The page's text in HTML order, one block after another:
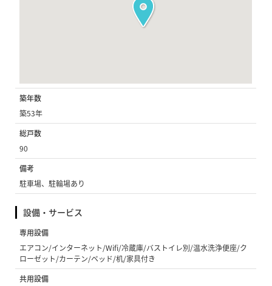
築年数
築53年
総戸数
90
備考
駐車場、駐輪場あり
設備・サービス
専用設備
エアコン/インターネット/Wifi/冷蔵庫/バストイレ別/温水洗浄便座/ク
ローゼット/カーテン/ベッド/机/家具付き
共用設備